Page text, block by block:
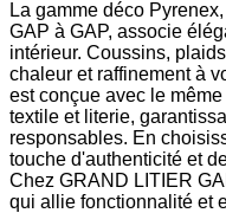
La gamme déco
GAP à GAP, associe
intérieur. Coussins,
chaleur et raffinement à
est conçue avec le
textile et literie,
responsables. En
touche d'authenticité et
Chez GRAND LITIER
qui allie fonctionnalité et